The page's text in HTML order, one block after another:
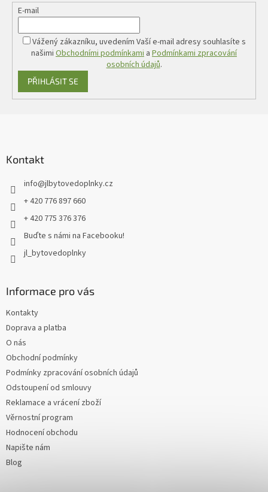
E-mail
Vážený zákazníku, uvedením Vaší e-mail adresy souhlasíte s
našimi Obchodními podmínkami a Podmínkami zpracování
osobních údajů.
PŘIHLÁSIT SE
Kontakt
info@jlbytovedoplnky.cz
+ 420 776 897 660
+ 420 775 376 376
Buďte s námi na Facebooku!
jl_bytovedoplnky
Informace pro vás
Kontakty
Doprava a platba
O nás
Obchodní podmínky
Podmínky zpracování osobních údajů
Odstoupení od smlouvy
Reklamace a vrácení zboží
Věrnostní program
Hodnocení obchodu
Napište nám
Blog